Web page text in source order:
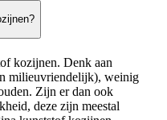
kozijnen. Denk aan
milieuvriendelijk), weinig
Zijn er dan ook
deze zijn meestal